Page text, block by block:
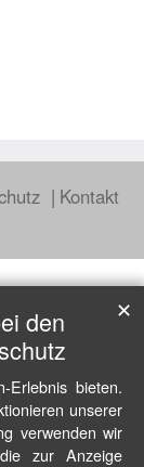
Kontakt
den
Erlebnis bieten.
unserer
verwenden wir
zur Anzeige
✕